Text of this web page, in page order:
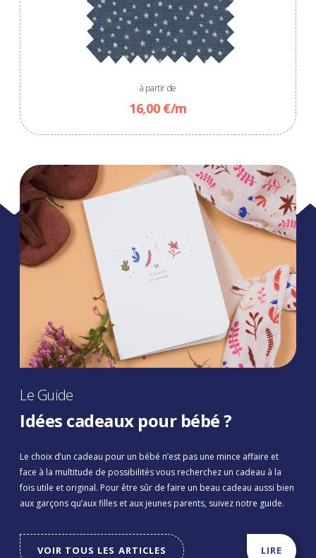
à partir de
16,00 €/m
Le Guide
Idées cadeaux pour bébé ?
Le choix d’un cadeau pour un bébé n’est pas une mince affaire et
face à la multitude de possibilités vous recherchez un cadeau à la
fois utile et original. Pour être sûr de faire un beau cadeau aussi bien
aux garçons qu’aux filles et aux jeunes parents, suivez notre guide.
VOIR TOUS LES ARTICLES LIRE